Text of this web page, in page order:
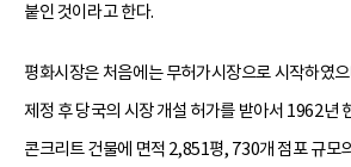
붙인 것이라고 한다.
평화시장은 처음에는 무허가시장으로 시작하였
제정 후 당국의 시장 개설 허가를 받아서 1962년
콘크리트 건물에 면적 2,851평, 730개 점포 규모